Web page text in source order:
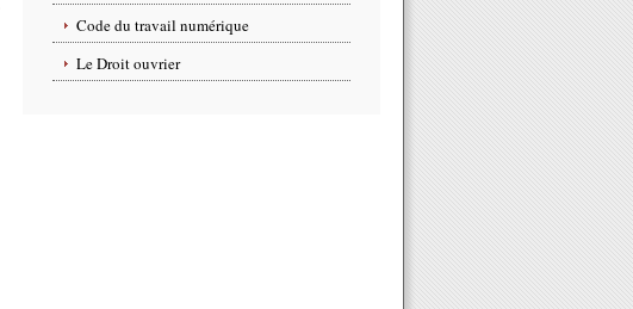
Code du travail numérique
Le Droit ouvrier